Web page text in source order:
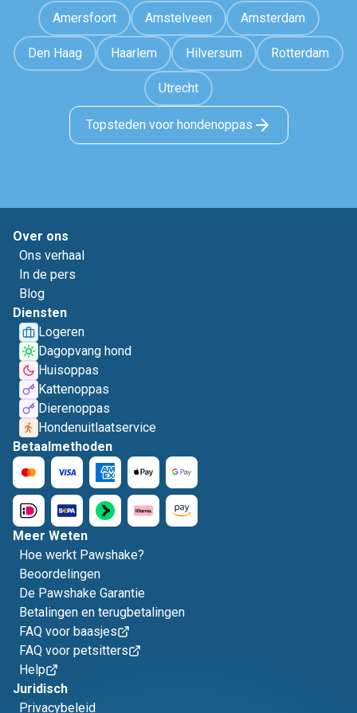
Amersfoort Amstelveen Amsterdam
Den Haag Haarlem Hilversum Rotterdam
Utrecht
Topsteden voor hondenoppas
Over ons
Ons verhaal
In de pers
Blog
Diensten
Logeren
Dagopvang hond
Huisoppas
Kattenoppas
Dierenoppas
Hondenuitlaatservice
Betaalmethoden
Meer Weten
Hoe werkt Pawshake?
Beoordelingen
De Pawshake Garantie
Betalingen en terugbetalingen
FAQ voor baasjes
FAQ voor petsitters
Help
Juridisch
Privacybeleid